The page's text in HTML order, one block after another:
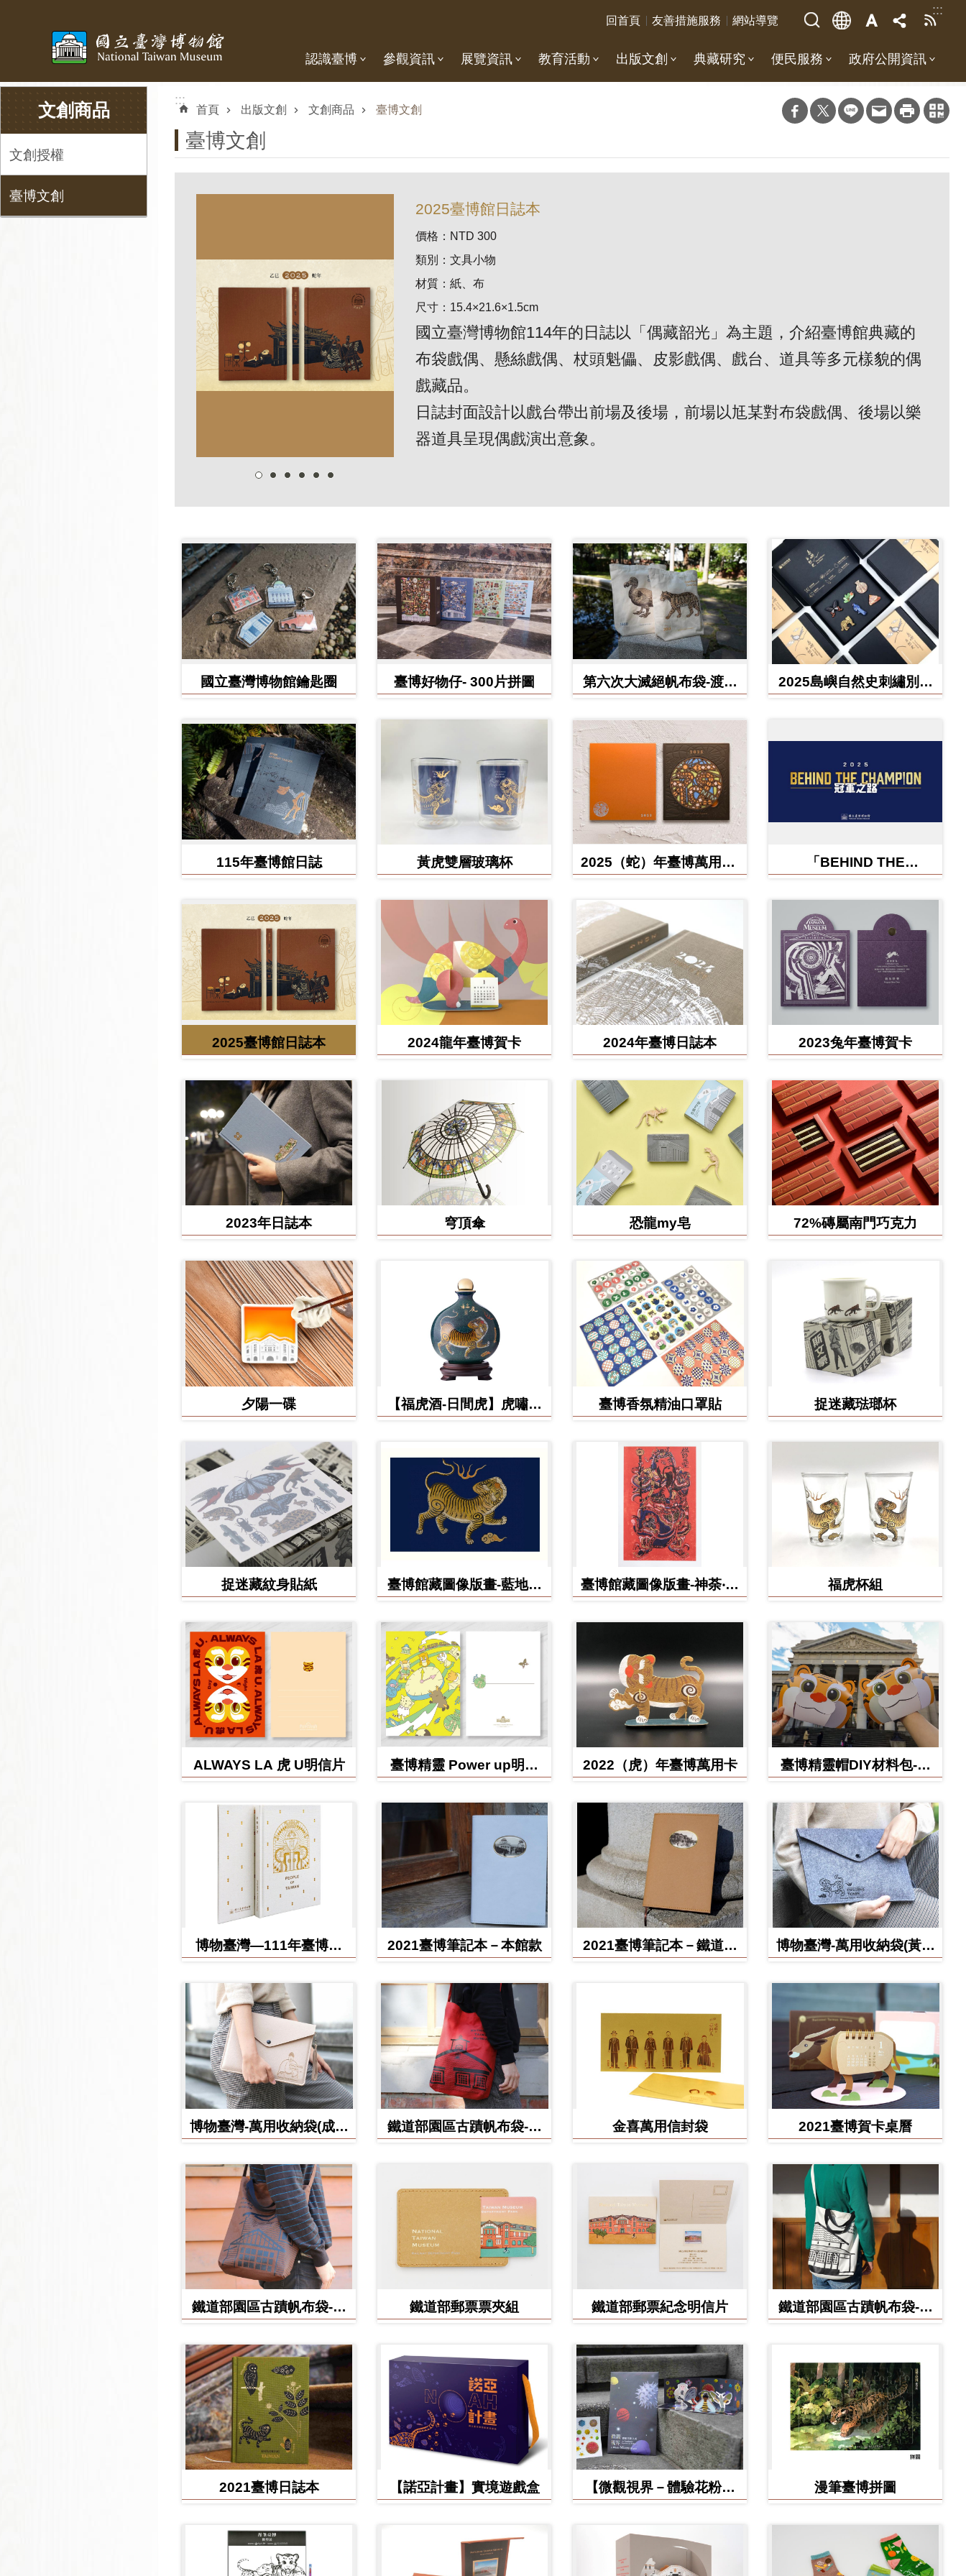
:::
回首頁 友善措施服務 網站導覽
認識臺博 參觀資訊 展覽資訊 教育活動 出版文創 典藏研究 便民服務 政府公開資訊
文創商品
文創授權
臺博文創
:::
首頁 出版文創 文創商品 臺博文創
臺博文創
2025臺博館日誌本
價格：NTD 300
類別：文具小物
材質：紙、布
尺寸：15.4×21.6×1.5cm
國立臺灣博物館114年的日誌以「偶藏韶光」為主題，介紹臺博館典藏的
布袋戲偶、懸絲戲偶、杖頭魁儡、皮影戲偶、戲台、道具等多元樣貌的偶
戲藏品。
日誌封面設計以戲台帶出前場及後場，前場以尪某對布袋戲偶、後場以樂
器道具呈現偶戲演出意象。
國立臺灣博物館鑰匙圈 臺博好物仔- 300片拼圖
第六次大滅絕帆布袋-渡渡
牛
2025島嶼自然史刺繡別針
115年臺博館日誌 黃虎雙層玻璃杯
2025（蛇）年臺博萬用卡-
「BEHIND THE
展」紀念信封
2025臺博館日誌本 2024龍年臺博賀卡 2024年臺博日誌本 2023兔年臺博賀卡
2023年日誌本 穹頂傘 恐龍my皂 72%磚屬南門巧克力
夕陽一碟
【福虎酒-日間虎】虎嘯台
臺博香氛精油口罩貼 捉迷藏琺瑯杯
捉迷藏紋身貼紙
臺博館藏圖像版畫-藍地黃
臺博館藏圖像版畫-神荼‧鬱
福虎杯組
ALWAYS LA 虎 U明信片
臺博精靈 Power up明信
2022（虎）年臺博萬用卡
臺博精靈帽DIY材料包-虎
博物臺灣—111年臺博館
2021臺博筆記本－本館款
2021臺博筆記本－鐵道部
博物臺灣-萬用收納袋(黃虎
博物臺灣-萬用收納袋(成功
鐵道部園區古蹟帆布袋-電
金喜萬用信封袋 2021臺博賀卡桌曆
鐵道部園區古蹟帆布袋-食
鐵道部郵票票夾組 鐵道部郵票紀念明信片
鐵道部園區古蹟帆布袋-工
2021臺博日誌本 【諾亞計畫】實境遊戲盒
【微觀視界－體驗花粉之
漫筆臺博拼圖